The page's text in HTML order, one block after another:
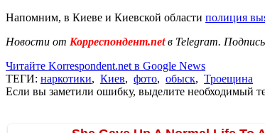
Напомним, в Киеве и Киевской области полиция
Новости от Корреспондент.netв Telegram.
Читайте Korrespondent.net в Google News
ТЕГИ: наркотики, Киев, фото, обыск, Троещина
Если вы заметили ошибку, выделите необходимый